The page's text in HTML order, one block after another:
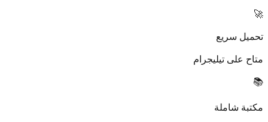
🚀
تحميل سريع
متاح على تيليجرام
📚
مكتبة شاملة